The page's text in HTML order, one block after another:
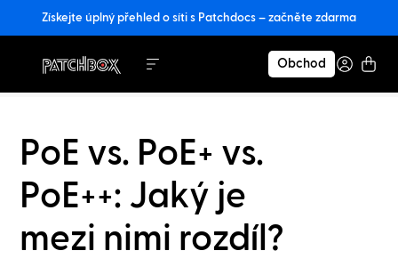
Získejte úplný přehled o síti s Patchdocs – začněte zdarma
Obchod
PoE vs. PoE+ vs.
PoE++: Jaký je
mezi nimi rozdíl?